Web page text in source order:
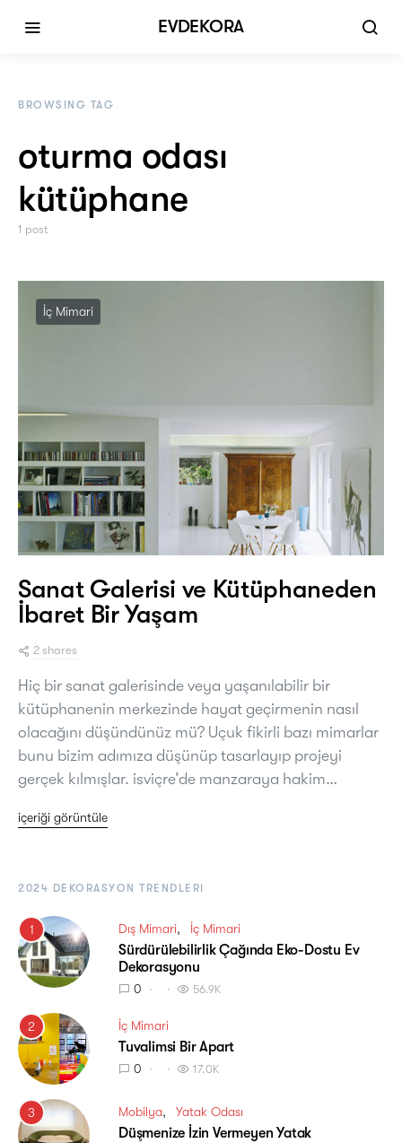
EVDEKORA
BROWSING TAG
oturma odası
kütüphane
1 post
İç Mimari
Sanat Galerisi ve Kütüphaneden
İbaret Bir Yaşam
2 shares
Hiç bir sanat galerisinde veya yaşanılabilir bir
kütüphanenin merkezinde hayat geçirmenin nasıl
olacağını düşündünüz mü? Uçuk fikirli bazı mimarlar
bunu bizim adımıza düşünüp tasarlayıp projeyi
gerçek kılmışlar. isviçre’de manzaraya hakim…
içeriği görüntüle
2024 DEKORASYON TRENDLERI
1 Dış Mimari İç Mimari
Sürdürülebilirlik Çağında Eko-Dostu Ev
Dekorasyonu
0 56.9K
2 İç Mimari
Tuvalimsi Bir Apart
0 17.0K
3 Mobilya Yatak Odası
Düşmenize İzin Vermeyen Yatak